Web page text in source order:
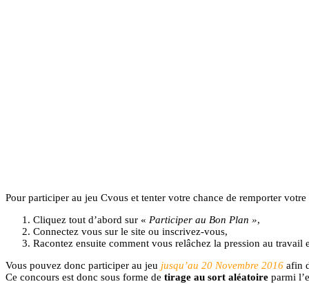
Pour participer au jeu Cvous et tenter votre chance de remporter votre
Cliquez tout d’abord sur « Participer au Bon Plan »,
Connectez vous sur le site ou inscrivez-vous,
Racontez ensuite comment vous relâchez la pression au travail
Vous pouvez donc participer au jeu jusqu’au 20 Novembre 2016 afin
Ce concours est donc sous forme de tirage au sort aléatoire parmi